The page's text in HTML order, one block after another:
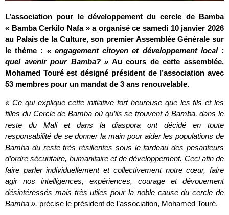
L’association pour le développement du cercle de Bamba
« Bamba Cerkilo Nafa » a organisé ce samedi 10 janvier 2026
au Palais de la Culture, son premier Assemblée Générale sur
le thème : « engagement citoyen et développement local :
quel avenir pour Bamba? » Au cours de cette assemblée,
Mohamed Touré est désigné président de l’association avec
53 membres pour un mandat de 3 ans renouvelable.
« Ce qui explique cette initiative fort heureuse que les fils et les
filles du Cercle de Bamba où qu’ils se trouvent à Bamba, dans le
reste du Mali et dans la diaspora ont décidé en toute
responsabilité de se donner la main pour aider les populations de
Bamba du reste très résilientes sous le fardeau des pesanteurs
d’ordre sécuritaire, humanitaire et de développement. Ceci afin de
faire parler individuellement et collectivement notre cœur, faire
agir nos intelligences, expériences, courage et dévouement
désintéressés mais très utiles pour la noble cause du cercle de
Bamba », précise le président de l’association, Mohamed Touré.